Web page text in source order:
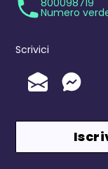
800098719
Numero
Scrivici
Invia